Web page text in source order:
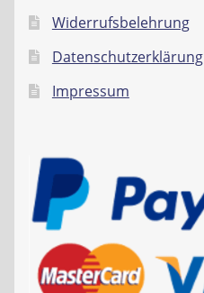
Widerrufsbelehrung
Datenschutzerklärung
Impressum